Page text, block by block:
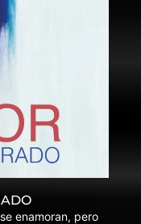
enamoran, pero